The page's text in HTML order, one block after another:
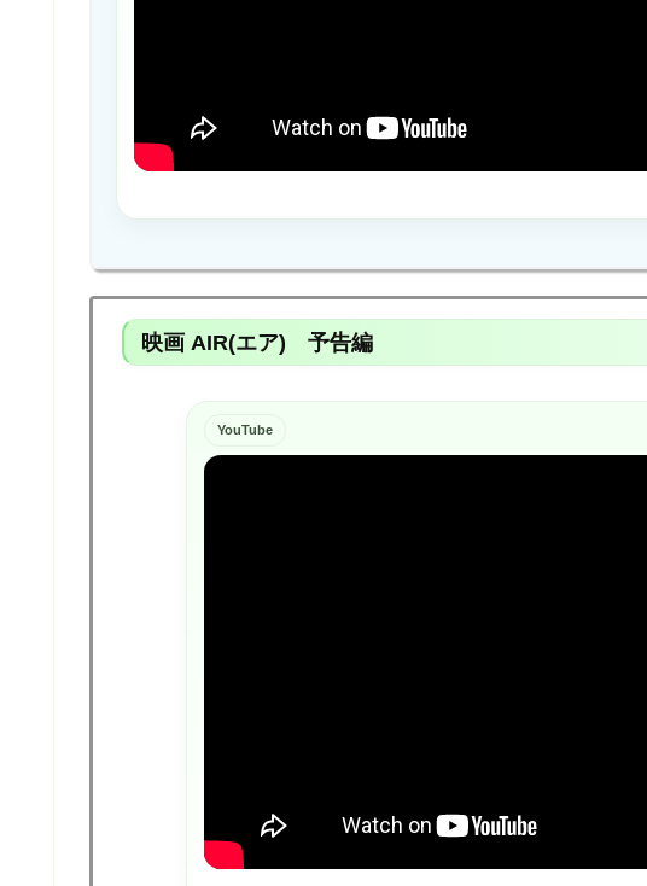
映画 AIR(エア) 予告編